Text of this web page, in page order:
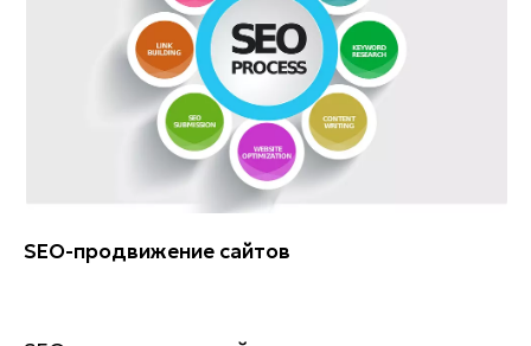
SEO-продвижение сайтов